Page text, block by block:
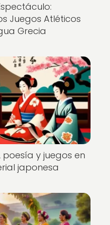
Juegos Atléticos
Grecia
poesía y juegos en
japonesa